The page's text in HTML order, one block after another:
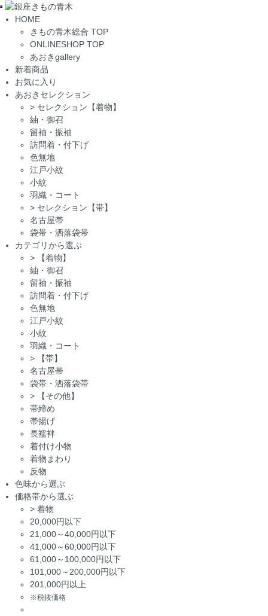
Toggle
navigation
HOME
きもの青木総合 TOP
ONLINESHOP TOP
あおきgallery
新着商品
お気に入り
あおきセレクション
> セレクション【着物】
紬・御召
留袖・振袖
訪問着・付下げ
色無地
江戸小紋
小紋
羽織・コート
> セレクション【帯】
名古屋帯
袋帯・洒落袋帯
カテゴリから選ぶ
>
【着物】
紬・御召
留袖・振袖
訪問着・付下げ
色無地
江戸小紋
小紋
羽織・コート
>
【帯】
名古屋帯
袋帯・洒落袋帯
>
【その他】
帯締め
帯揚げ
長襦袢
着付け小物
着物まわり
反物
色味から選ぶ
価格帯から選ぶ
> 着物
20,000円以下
21,000～40,000円以下
41,000～60,000円以下
61,000～100,000円以下
101,000～200,000円以下
201,000円以上
※税抜価格